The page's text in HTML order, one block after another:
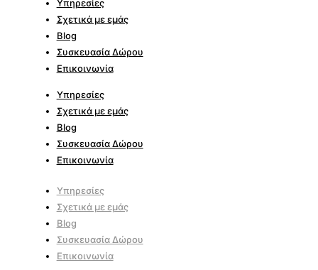
Υπηρεσίες
Σχετικά με εμάς
Blog
Συσκευασία Δώρου
Επικοινωνία
Υπηρεσίες
Σχετικά με εμάς
Blog
Συσκευασία Δώρου
Επικοινωνία
Υπηρεσίες
Σχετικά με εμάς
Blog
Συσκευασία Δώρου
Επικοινωνία